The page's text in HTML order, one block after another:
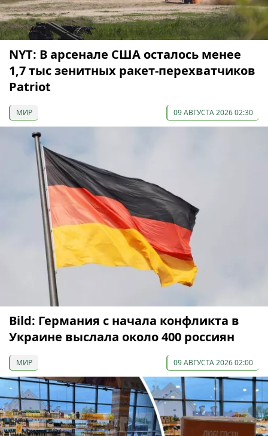
NYT: В арсенале США осталось менее
1,7 тыс зенитных ракет-перехватчиков
Patriot
МИР 09 АВГУСТА 2026 02:30
Bild: Германия с начала конфликта в
Украине выслала около 400 россиян
МИР 09 АВГУСТА 2026 02:00